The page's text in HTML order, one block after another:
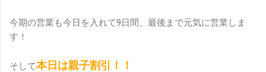
今期の営業も今日を入れて9日間、最後まで元気に営業しま
す！
そして本日は親子割引！！